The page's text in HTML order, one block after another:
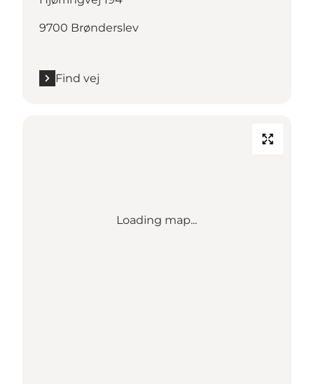
9700 Brønderslev
Find vej
Loading map...